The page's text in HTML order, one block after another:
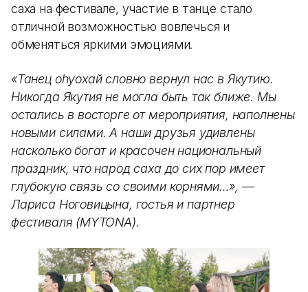
саха на фестивале, участие в танце стало
отличной возможностью вовлечься и
обменяться яркими эмоциями.
«Танец оhуохай словно вернул нас в Якутию.
Никогда Якутия не могла быть так ближе. Мы
остались в восторге от мероприятия, наполнены
новыми силами. А наши друзья удивлены
насколько богат и красочен национальный
праздник, что народ саха до сих пор имеет
глубокую связь со своими корнями…», —
Лариса Ноговицына, гостья и партнер
фестиваля (MYTONA).